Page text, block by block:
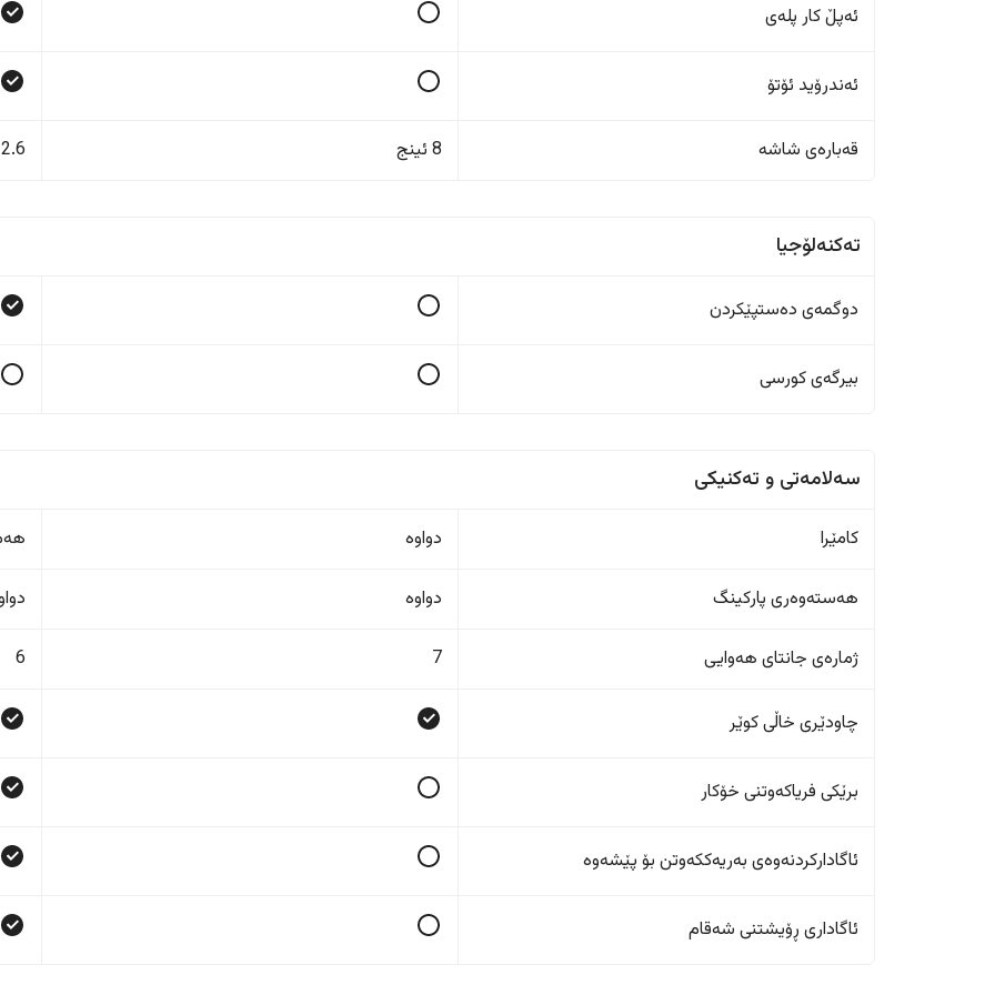
ئەپڵ کار پلەی
ئەندرۆید ئۆتۆ
قەبارەی شاشە 8 ئینج 12.6
تەکنەلۆجیا
دوگمەی دەستپێکردن
بیرگەی کورسی
سەلامەتی و تەکنیکی
کامێرا دواوە
هەستەوەری پارکینگ دواوە
ژمارەی جانتای هەوایی 7
6
چاودێری خاڵی کوێر
برێکی فریاکەوتنی خۆکار
ئاگادارکردنەوەی بەریەککەوتن بۆ پێشەوە
ئاگاداری ڕۆیشتنی شەقام